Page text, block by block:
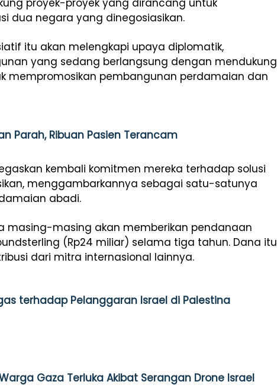
proyek-proyek yang dirancang untuk
dua negara yang dinegosiasikan.
itu akan melengkapi upaya diplomatik,
yang sedang berlangsung dengan mendukung
mempromosikan pembangunan perdamaian dan
Parah, Ribuan Pasien Terancam
kembali komitmen mereka terhadap solusi
menggambarkannya sebagai satu-satunya
abadi.
masing-masing akan memberikan pendanaan
(Rp24 miliar) selama tiga tahun. Dana itu
dari mitra internasional lainnya.
terhadap Pelanggaran Israel di Palestina
Gaza Terluka Akibat Serangan Drone Israel